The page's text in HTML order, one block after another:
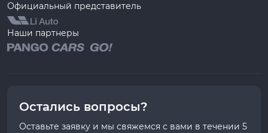
Официальный представитель
Наши партнеры
Остались вопросы?
Оставьте заявку и мы свяжемся с вами в течении 5